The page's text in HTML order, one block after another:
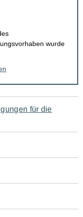
wurde
für die